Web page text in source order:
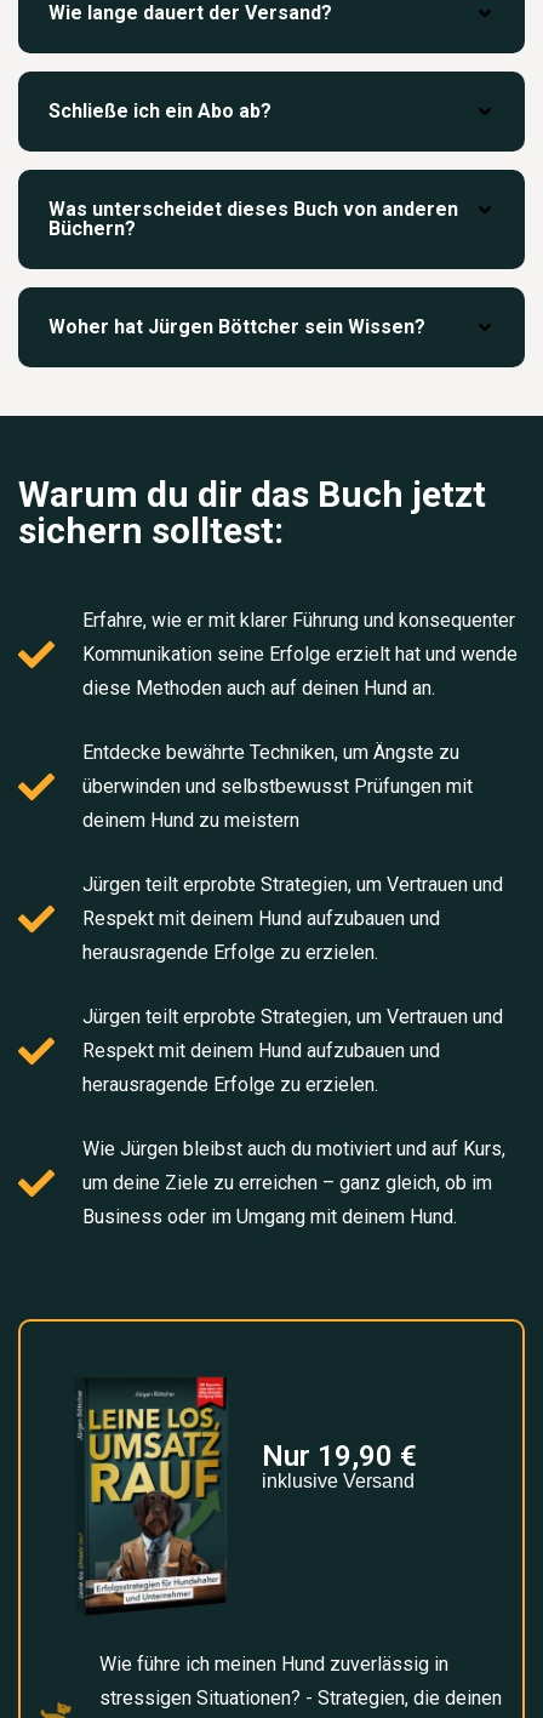
Wie lange dauert der Versand?
Schließe ich ein Abo ab?
Was unterscheidet dieses Buch von anderen
Büchern?
Woher hat Jürgen Böttcher sein Wissen?
Warum du dir das Buch jetzt
sichern solltest:
Erfahre, wie er mit klarer Führung und konsequenter
Kommunikation seine Erfolge erzielt hat und wende
diese Methoden auch auf deinen Hund an.
Entdecke bewährte Techniken, um Ängste zu
überwinden und selbstbewusst Prüfungen mit
deinem Hund zu meistern
Jürgen teilt erprobte Strategien, um Vertrauen und
Respekt mit deinem Hund aufzubauen und
herausragende Erfolge zu erzielen.​
Jürgen teilt erprobte Strategien, um Vertrauen und
Respekt mit deinem Hund aufzubauen und
herausragende Erfolge zu erzielen.
Wie Jürgen bleibst auch du motiviert und auf Kurs,
um deine Ziele zu erreichen – ganz gleich, ob im
Business oder im Umgang mit deinem Hund.​
Nur 19,90 €
inklusive Versand
Wie führe ich meinen Hund zuverlässig in
stressigen Situationen? - Strategien, die deinen